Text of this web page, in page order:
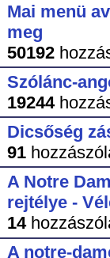
Mai menü
meg
50192
Szólánc-
19244
Dicsőség
91
A Notre
rejtélye -
14
A notre-